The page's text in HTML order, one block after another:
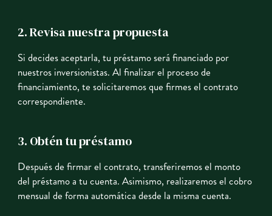
2. Revisa nuestra propuesta
Si decides aceptarla, tu préstamo será financiado por
nuestros inversionistas. Al finalizar el proceso de
financiamiento, te solicitaremos que firmes el contrato
correspondiente.
3. Obtén tu préstamo
Después de firmar el contrato, transferiremos el monto
del préstamo a tu cuenta. Asimismo, realizaremos el cobro
mensual de forma automática desde la misma cuenta.